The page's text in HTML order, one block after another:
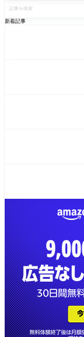
を
新着記事